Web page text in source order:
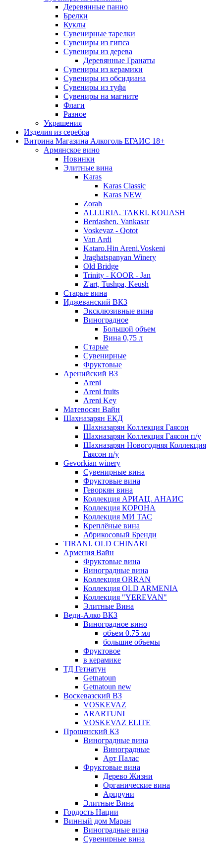
Деревянные панно
Брелки
Куклы
Сувенирные тарелки
Сувениры из гипса
Сувениры из дерева
Деревянные Гранаты
Сувениры из керамики
Сувениры из обсидиана
Сувениры из туфа
Сувениры на магните
Флаги
Разное
Украшения
Изделия из серебра
Витрина Магазина Алкоголь ЕГАИС 18+
Армянское вино
Новинки
Элитные вина
Karas
Karas Classic
Karas NEW
Zorah
ALLURIA. TAKRI. KOUASH
Berdashen. Vankasar
Voskevaz - Qotot
Van Ardi
Kataro.Hin Areni.Voskeni
Jraghatspanyan Winery
Old Bridge
Trinity - KOOR - Jan
Z'art, Tushpa, Keush
Старые вина
Иджеванский ВК3
Эксклюзивные вина
Виноградное
Большой объем
Вина 0,75 л
Старые
Сувенирные
Фруктовые
Аренийский ВЗ
Areni
Areni fruits
Areni Key
Матевосян Вайн
Шахназарян ЕКД
Шахназарян Коллекция Гаясон
Шахназарян Коллекция Гаясон п/у
Шахназарян Новогодняя Коллекция
Гаясон п/у
Gevorkian winery
Сувенирные вина
Фруктовые вина
Геворкян вина
Коллекция АРИАЦ. АНАИС
Коллекция КОРОНА
Коллекция МИ ТАС
Креплёные вина
Абрикосовый Бренди
TIRANI. OLD CHINARI
Армения Вайн
Фруктовые вина
Виноградные вина
Коллекция ORRAN
Коллекция OLD ARMENIA
Коллекция "YEREVAN"
Элитные Вина
Веди-Алко ВКЗ
Виноградное вино
объем 0.75 мл
большие объемы
Фруктовое
в керамике
ТД Гетнатун
Getnatoun
Getnatoun new
Воскевазский ВЗ
VOSKEVAZ
ARARTUNI
VOSKEVAZ ELITE
Прошянский КЗ
Виноградные вина
Виноградные
Арт Палас
Фруктовые вина
Дерево Жизни
Органические вина
Арцруни
Элитные Вина
Гордость Нации
Винный дом Маран
Виноградные вина
Сувенирные вина